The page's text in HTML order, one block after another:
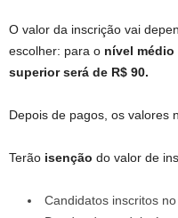
O valor da inscrição vai
escolher: para o nível médio
superior será de R$ 90.
Depois de pagos, os valores
Terão isenção do valor de
Candidatos inscritos